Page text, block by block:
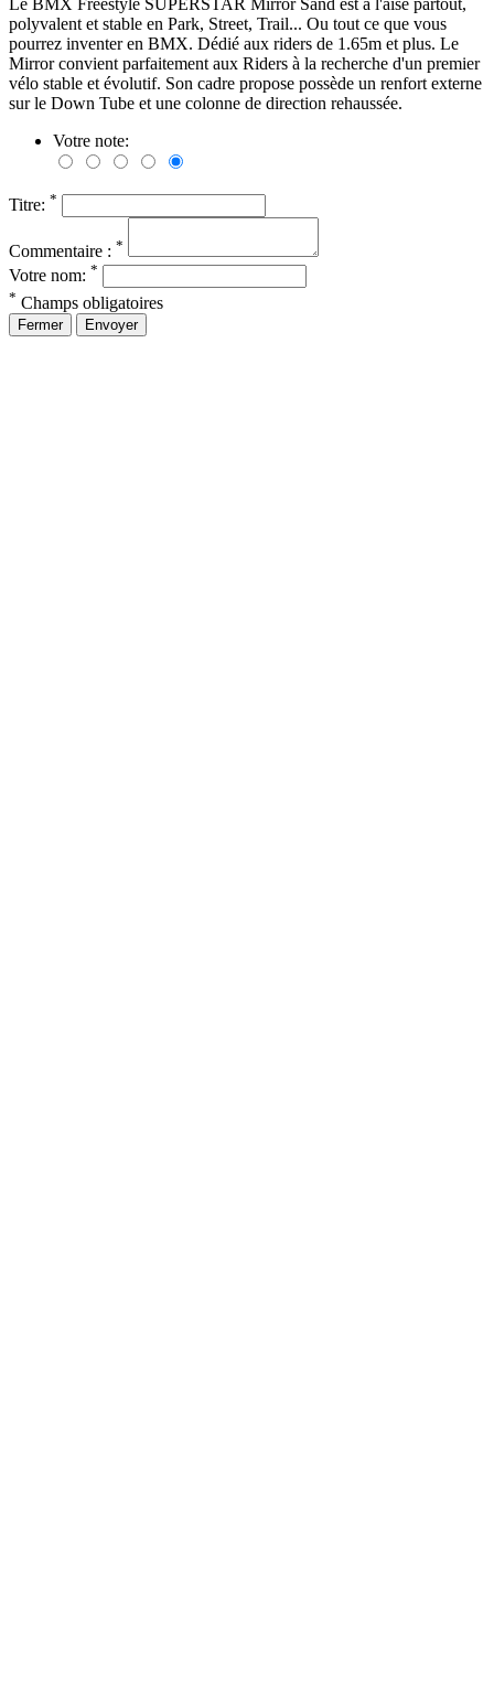
polyvalent et stable en Park, Street, Trail... Ou tout ce que vous
pourrez inventer en BMX. Dédié aux riders de 1.65m et plus. Le
Mirror convient parfaitement aux Riders à la recherche d'un premier
vélo stable et évolutif. Son cadre propose possède un renfort externe
sur le Down Tube et une colonne de direction rehaussée.
Votre note:
Titre: *
Commentaire : *
Votre nom: *
* Champs obligatoires
Fermer Envoyer